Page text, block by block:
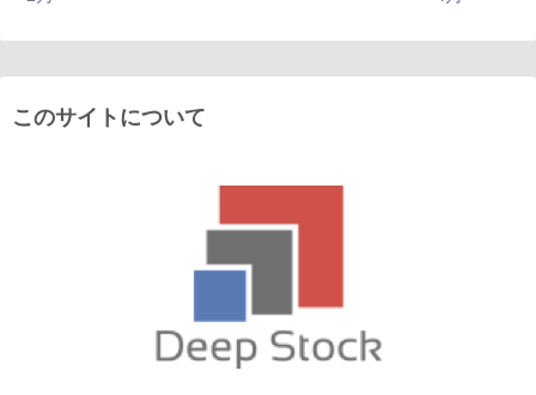
このサイトについて